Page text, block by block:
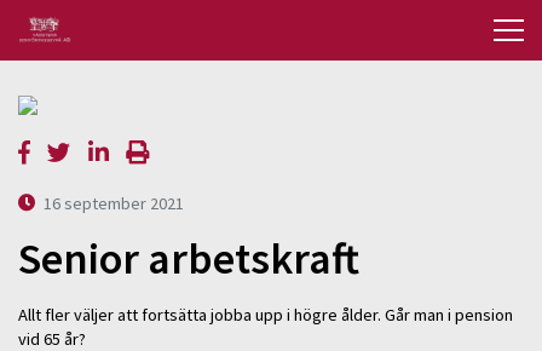
16 september 2021
Senior arbetskraft
Allt fler väljer att fortsätta jobba upp i högre ålder. Går man i pension
vid 65 år?